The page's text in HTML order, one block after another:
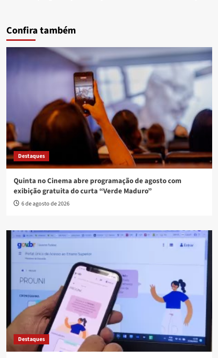
Confira também
Destaques
Quinta no Cinema abre programação de agosto com
exibição gratuita do curta “Verde Maduro”
6 de agosto de 2026
Destaques